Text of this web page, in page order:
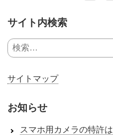
サイト内検索
検
索:
サイトマップ
お知らせ
スマホ用カメラの特許は